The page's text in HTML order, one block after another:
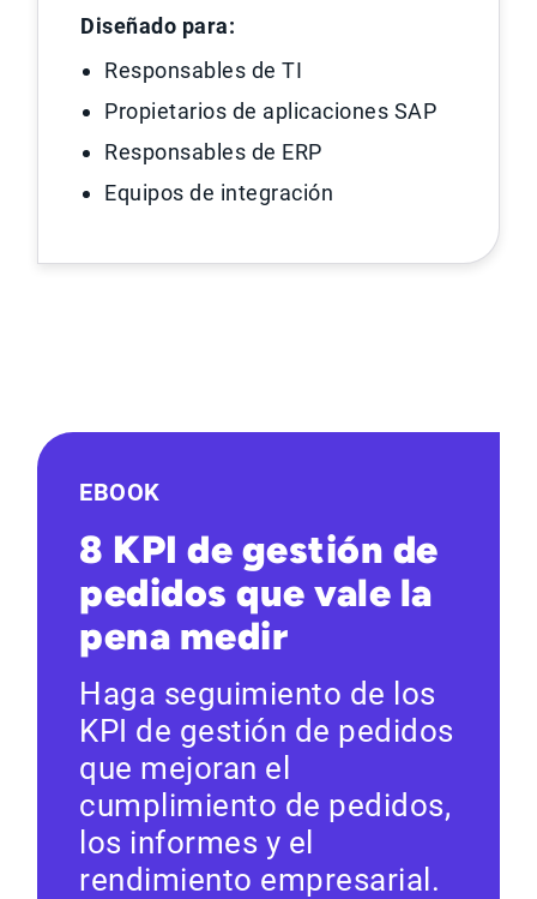
Diseñado para:
Responsables de TI
Propietarios de aplicaciones SAP
Responsables de ERP
Equipos de integración
EBOOK
8 KPI de gestión de
pedidos que vale la
pena medir
Haga seguimiento de los
KPI de gestión de pedidos
que mejoran el
cumplimiento de pedidos,
los informes y el
rendimiento empresarial.